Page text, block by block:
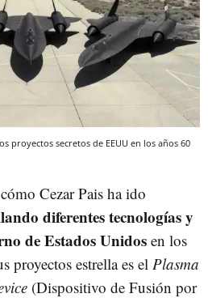
proyectos secretos de EEUU en los años 60
Cezar Pais ha ido
diferentes tecnologías y
de Estados Unidos en los
proyectos estrella es el Plasma
(Dispositivo de Fusión por